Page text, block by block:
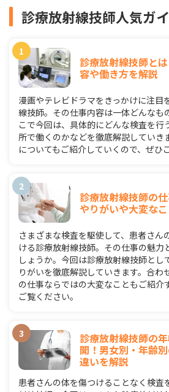
診療放射線技師人気ガ
診療放射線技師と
容や働き方を解説
漫画やテレビドラマをきっかけに注目
線技師。その仕事内容は一体どんなも
こで今回は、具体的にどんな検査を行
所で働くのかなどを徹底解説していき
についてもご紹介していくので、ぜひ
診療放射線技師の
やりがいや大変な
さまざまな検査を駆使して、患者さん
ける診療放射線技師。その仕事の魅力
しょうか。今回は診療放射線技師とし
りがいを徹底解説していきます。合わ
の仕事ならではの大変なこともご紹介
ご覧ください。
診療放射線技師の
開！男女別・年齢
違いを解説
患者さんの体を傷つけることなく検査